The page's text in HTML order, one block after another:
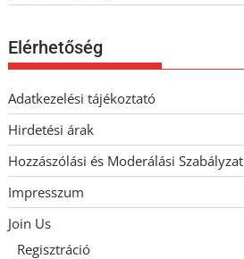
Elérhetőség
Adatkezelési tájékoztató
Hirdetési árak
Hozzászólási és Moderálási Szabályzat
Impresszum
Join Us
Regisztráció